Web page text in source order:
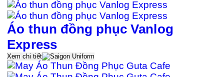
Áo thun đồng phục Vanlog
Express
Xem chi tiết